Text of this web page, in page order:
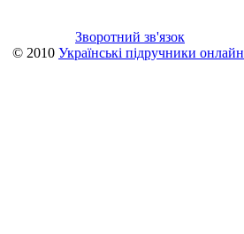
Зворотний зв'язок
© 2010 Українські підручники онлайн